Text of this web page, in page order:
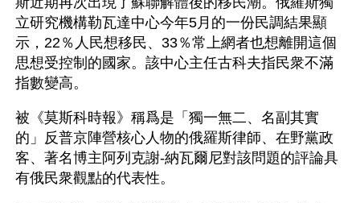
立研究機構勒瓦達中心今年5月的一份民調結果顯
示，22％人民想移民、33％常上網者也想離開這個
思想受控制的國家。該中心主任古科夫指民衆不滿
指數變高。
被《莫斯科時報》稱爲是「獨一無二、名副其實
的」反普京陣營核心人物的俄羅斯律師、在野黨政
客、著名博主阿列克謝-納瓦爾尼對該問題的評論具
有俄民衆觀點的代表性。